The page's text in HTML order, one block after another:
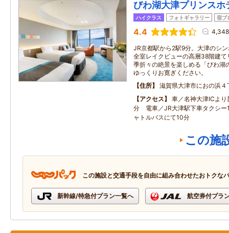
びわ湖大津プリンスホ
ハイクラス フォトギャラリー 宿ブ
4.4
JR京都駅から2駅9分。大津のシ
全室レイクビューの高層38階建
季折々の絶景を楽しめる「びわ湖
ゆっくりお寛ぎください。
住所
滋賀県大津市におの浜４
アクセス
車／名神大津ICよ
分 電車／JR大津駅下車タクシー
ャトルバスにて10分
この施
この施設と交通手段を自由に組み合わせたおトクな
新幹線/特急付プラン一覧へ 航空券付プラ